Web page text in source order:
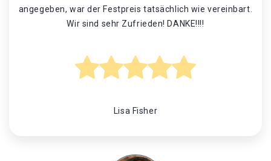
angegeben, war der Festpreis tatsächlich wie vereinbart.
Wir sind sehr Zufrieden! DANKE!!!!
Lisa Fisher